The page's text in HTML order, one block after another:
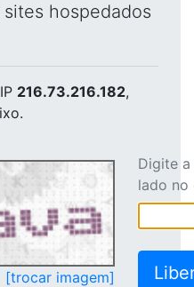
hospedados
216.73.216.182,
[trocar imagem]
Digite
lado no